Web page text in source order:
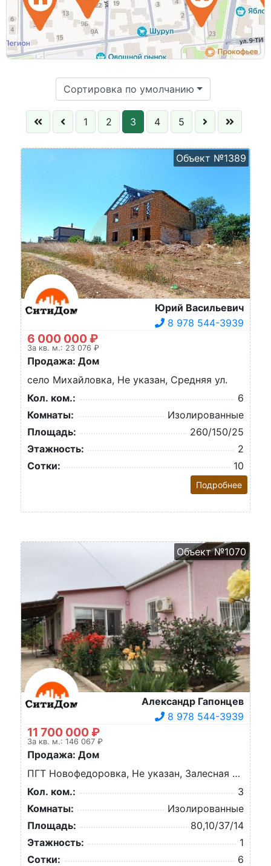
Площадь общая:
Цена:
Сортировка по умолчанию
1 2 3 4 5
Объект №1389
Юрий Васильевич
8 978 544-3939
6 000 000 ₽
За кв. м.: 23 076 ₽
Продажа: Дом
село Михайловка, Не указан, Средняя ул.
Кол. ком.:
6
Комнаты:
Изолированные
Площадь:
260/150/25
Этажность:
2
Сотки:
10
Подробнее
Объект №1070
Александр Гапонцев
8 978 544-3939
11 700 000 ₽
За кв. м.: 146 067 ₽
Продажа: Дом
ПГТ Новофедоровка, Не указан, Залесная ул.
Кол. ком.:
3
Комнаты:
Изолированные
Площадь:
80,10/37/14
Этажность:
1
Сотки:
6